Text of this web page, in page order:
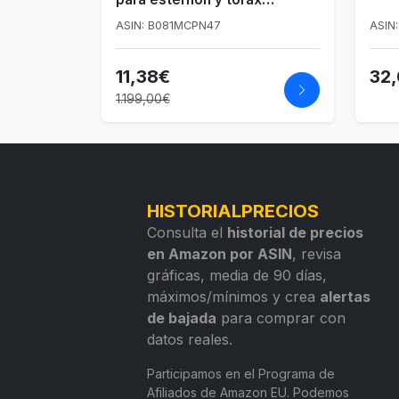
ACHB5255-S
ASIN: B081MCPN47
11,38€
1.199,00€
HISTORIALPRECIOS
Consulta el historial de precios
en Amazon por ASIN, revisa
gráficas, media de 90 días,
máximos/mínimos y crea alertas
de bajada para comprar con
datos reales.
Participamos en el Programa de
Afiliados de Amazon EU. Podemos